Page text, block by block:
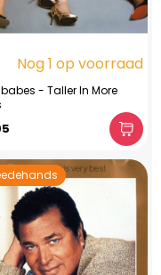
Nog 1 op voorraad
- Taller In More